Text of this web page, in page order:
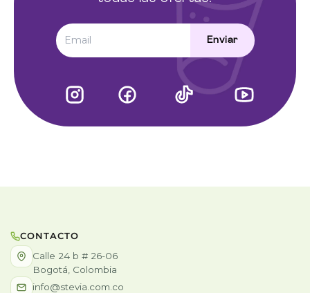
Enviar
CONTACTO
Calle 24 b # 26-06
Bogotá, Colombia
info@stevia.com.co